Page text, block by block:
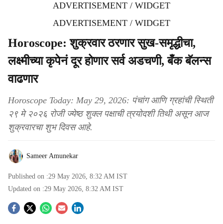
ADVERTISEMENT / WIDGET
ADVERTISEMENT / WIDGET
Horoscope: शुक्रवार ठरणार सुख-समृद्धीचा,
लक्ष्मीच्या कृपेनं दूर होणार सर्व अडचणी, बँक बॅलन्स
वाढणार
Horoscope Today: May 29, 2026: पंचांग आणि ग्रहांची स्थिती
२९ मे २०२६ रोजी ज्येष्ठ शुक्ल पक्षाची त्रयोदशी तिथी असून आज
शुक्रवारचा शुभ दिवस आहे.
Sameer Amunekar
Published on :29 May 2026, 8:32 AM IST
Updated on :29 May 2026, 8:32 AM IST
S